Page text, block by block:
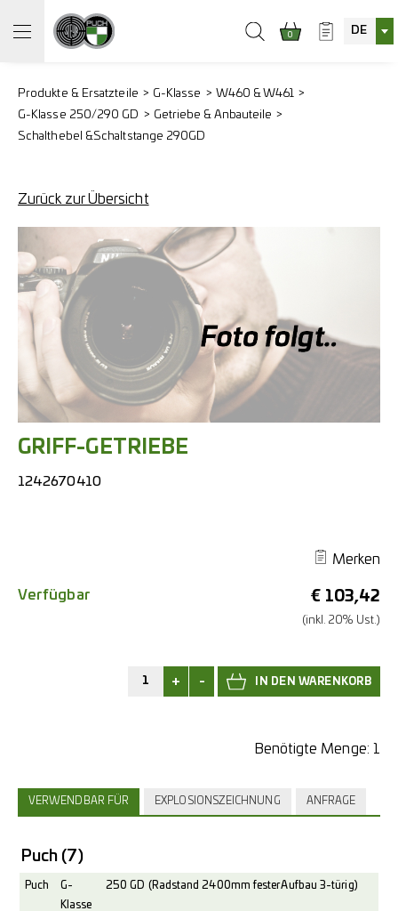
0 DE
Produkte & Ersatzteile G-Klasse
W460 & W461
G-Klasse 250/290 GD
Getriebe & Anbauteile
Schalthebel &Schaltstange 290GD
Zurück zur Übersicht
GRIFF-GETRIEBE
1242670410
Merken
€ 103,42
(inkl. 20% Ust.)
Verfügbar
+ -
Benötigte Menge: 1
VERWENDBAR FÜR EXPLOSIONSZEICHNUNG ANFRAGE
Puch (7)
Puch
G-
Klasse
250 GD (Radstand 2400mm fester Aufbau 3-türig)